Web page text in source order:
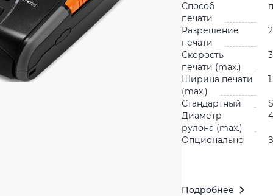
Способ
печати
Разрешение
печати
Скорость
печати (max.)
Ширина печати
(max.)
Стандартный
Диаметр
рулона (max.)
Опционально
Подробнее